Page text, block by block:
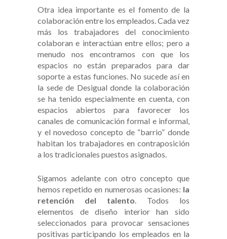
Otra idea importante es el fomento de la
colaboración entre los empleados. Cada vez
más los trabajadores del conocimiento
colaboran e interactúan entre ellos; pero a
menudo nos encontramos con que los
espacios no están preparados para dar
soporte a estas funciones. No sucede así en
la sede de Desigual donde la colaboración
se ha tenido especialmente en cuenta, con
espacios abiertos para favorecer los
canales de comunicación formal e informal,
y el novedoso concepto de “barrio” donde
habitan los trabajadores en contraposición
a los tradicionales puestos asignados.
Sigamos adelante con otro concepto que
hemos repetido en numerosas ocasiones: la
retención del talento. Todos los
elementos de diseño interior han sido
seleccionados para provocar sensaciones
positivas participando los empleados en la